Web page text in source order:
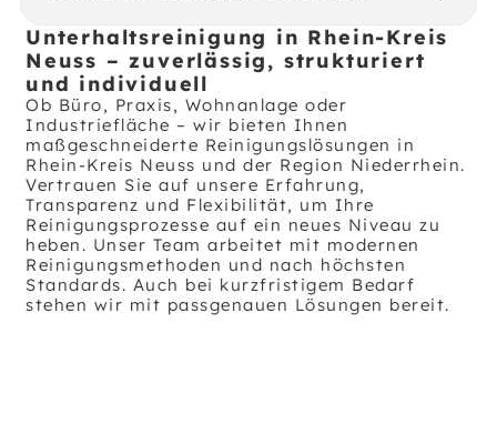
Unterhaltsreinigung in Rhein-Kreis
Neuss – zuverlässig, strukturiert
und individuell
Ob Büro, Praxis, Wohnanlage oder
Industriefläche – wir bieten Ihnen
maßgeschneiderte Reinigungslösungen in
Rhein-Kreis Neuss und der Region Niederrhein.
Vertrauen Sie auf unsere Erfahrung,
Transparenz und Flexibilität, um Ihre
Reinigungsprozesse auf ein neues Niveau zu
heben. Unser Team arbeitet mit modernen
Reinigungsmethoden und nach höchsten
Standards. Auch bei kurzfristigem Bedarf
stehen wir mit passgenauen Lösungen bereit.